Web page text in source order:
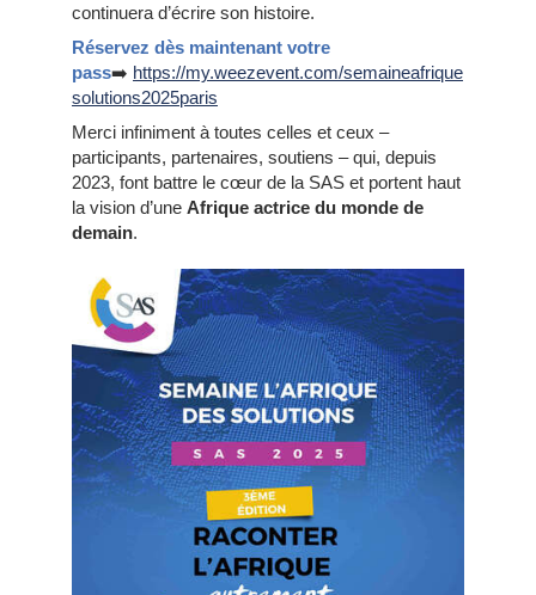
continuera d’écrire son histoire.
Réservez dès maintenant votre
pass➡️ https://my.weezevent.com/semaineafrique
solutions2025paris
Merci infiniment à toutes celles et ceux –
participants, partenaires, soutiens – qui, depuis
2023, font battre le cœur de la SAS et portent haut
la vision d’une Afrique actrice du monde de
demain.